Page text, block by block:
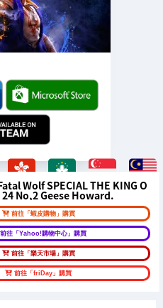
Wolf SPECIAL THE KING O
24 No,2 Geese Howard.
前往「蝦皮購物」購買
前往「Yahoo!購物中心」購買
前往「樂天市場」購買
前往「friDay」購買